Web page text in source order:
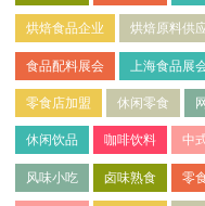
烘焙食品企业 烘焙原料供
食品配料展会 上海食品展
零食店加盟 休闲零食
休闲饮品 咖啡饮料 中
风味小吃 卤味熟食 零